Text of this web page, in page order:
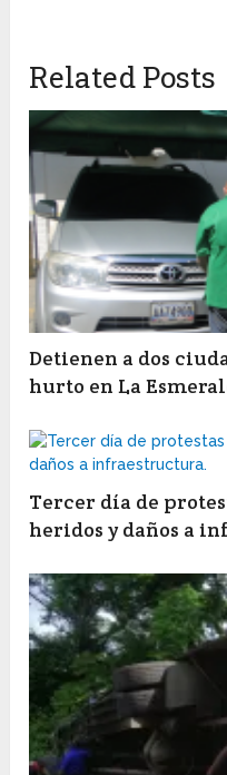
Related Posts
Detienen a dos
hurto en La
Tercer día de
heridos y daños a